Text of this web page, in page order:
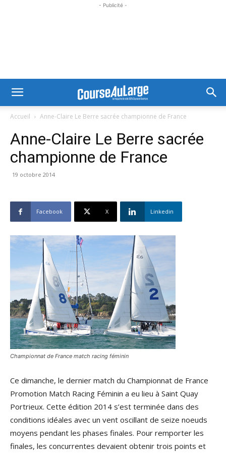
- Publicité -
Accueil Anne-Claire Le Berre sacrée championne de France
Anne-Claire Le Berre sacrée
championne de France
19 octobre 2014
Facebook X Linkedin
Championnat de France match racing féminin
Ce dimanche, le dernier match du Championnat de France
Promotion Match Racing Féminin a eu lieu à Saint Quay
Portrieux. Cette édition 2014 s’est terminée dans des
conditions idéales avec un vent oscillant de seize noeuds
moyens pendant les phases finales. Pour remporter les
finales, les concurrentes devaient obtenir trois points et